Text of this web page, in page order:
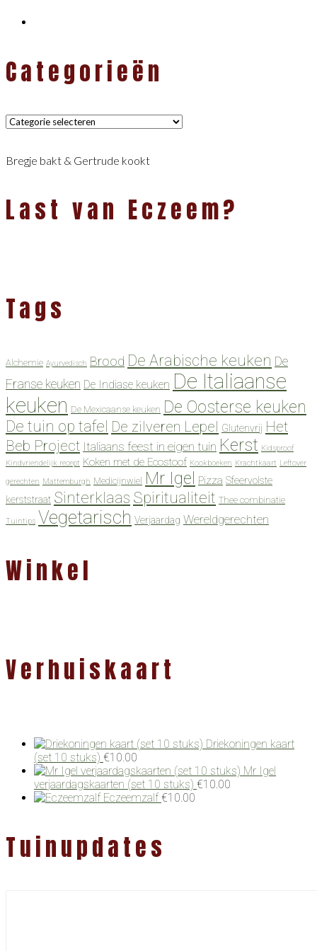
Categorieën
Categorieën
Bregje bakt & Gertrude kookt
Last van Eczeem?
Tags
Alchemie Ayurvedisch Brood De Arabische keuken De
Franse keuken De Indiase keuken De Italiaanse
keuken De Mexicaanse keuken De Oosterse keuken
De tuin op tafel De zilveren Lepel Glutenvrij Het
Beb Project Italiaans feest in eigen tuin Kerst Kidsproof
Kindvriendelijk recept Koken met de Ecostoof Kookboeken Krachtkaart Leftover
gerechten Mattemburgh Medicijnwiel Mr Igel Pizza Sfeervolste
kerststraat Sinterklaas Spiritualiteit Thee combinatie
Tuintips Vegetarisch Verjaardag Wereldgerechten
Winkel
Verhuiskaart
Driekoningen kaart
(set 10 stuks) €10.00
Mr Igel
verjaardagskaarten (set 10 stuks) €10.00
Eczeemzalf €10.00
Tuinupdates